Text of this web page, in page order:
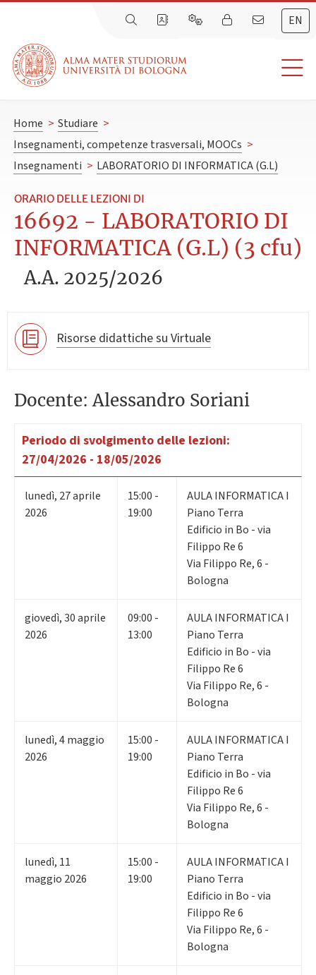
EN
Home > Studiare >
Insegnamenti, competenze trasversali, MOOCs >
Insegnamenti > LABORATORIO DI INFORMATICA (G.L)
ORARIO DELLE LEZIONI DI
16692 - LABORATORIO DI
INFORMATICA (G.L) (3 cfu)
A.A. 2025/2026
Risorse didattiche su Virtuale
Docente: Alessandro Soriani
Periodo di svolgimento delle lezioni:
27/04/2026 - 18/05/2026
lunedì, 27aprile
2026
15:00 -
19:00
AULA INFORMATICA I
Piano Terra
Edificio in Bo - via
Filippo Re 6
Via Filippo Re, 6 -
Bologna
giovedì,30aprile
2026
09:00 -
13:00
AULA INFORMATICA I
Piano Terra
Edificio in Bo - via
Filippo Re 6
Via Filippo Re, 6 -
Bologna
lunedì,4maggio
2026
15:00 -
19:00
AULA INFORMATICA I
Piano Terra
Edificio in Bo - via
Filippo Re 6
Via Filippo Re, 6 -
Bologna
lunedì, 11
maggio 2026
15:00 -
19:00
AULA INFORMATICA I
Piano Terra
Edificio in Bo - via
Filippo Re 6
Via Filippo Re, 6 -
Bologna